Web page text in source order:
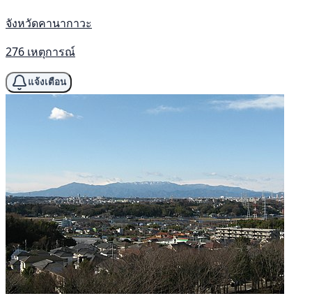
จังหวัดคานากาวะ
276 เหตุการณ์
แจ้งเตือน